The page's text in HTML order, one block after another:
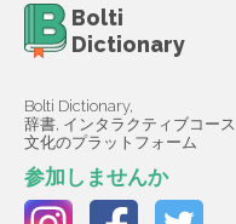
Bolti
Dictionary
Bolti Dictionary,
辞書, インタラクティブコース
文化のプラットフォーム
参加しませんか